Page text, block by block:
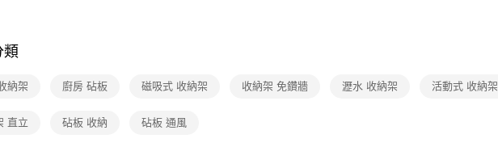
類
納架 廚房 砧板 磁吸式 收納架 收納架 免鑽牆 瀝水 收納架 活動式 收納架
直立 砧板 收納 砧板 通風